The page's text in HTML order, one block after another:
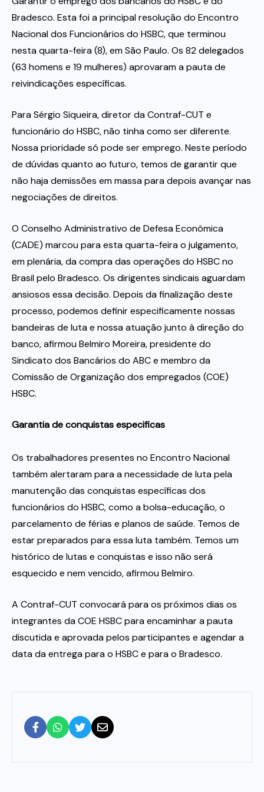
Itau
Financeiras e Cooperativas
Bradesco. Esta foi a principal resolução do Encontro
Nacional dos Funcionários do HSBC, que terminou
nesta quarta-feira (8), em São Paulo. Os 82 delegados
(63 homens e 19 mulheres) aprovaram a pauta de
reivindicações específicas.
Para Sérgio Siqueira, diretor da Contraf-CUT e
funcionário do HSBC, não tinha como ser diferente.
Nossa prioridade só pode ser emprego. Neste período
de dúvidas quanto ao futuro, temos de garantir que
não haja demissões em massa para depois avançar nas
negociações de direitos.
O Conselho Administrativo de Defesa Econômica
(CADE) marcou para esta quarta-feira o julgamento,
em plenária, da compra das operações do HSBC no
Brasil pelo Bradesco. Os dirigentes sindicais aguardam
ansiosos essa decisão. Depois da finalização deste
processo, podemos definir especificamente nossas
bandeiras de luta e nossa atuação junto à direção do
banco, afirmou Belmiro Moreira, presidente do
Sindicato dos Bancários do ABC e membro da
Comissão de Organização dos empregados (COE)
HSBC.
Garantia de conquistas especificas
Os trabalhadores presentes no Encontro Nacional
também alertaram para a necessidade de luta pela
manutenção das conquistas específicas dos
funcionários do HSBC, como a bolsa-educação, o
parcelamento de férias e planos de saúde. Temos de
estar preparados para essa luta também. Temos um
histórico de lutas e conquistas e isso não será
esquecido e nem vencido, afirmou Belmiro.
A Contraf-CUT convocará para os próximos dias os
integrantes da COE HSBC para encaminhar a pauta
discutida e aprovada pelos participantes e agendar a
data da entrega para o HSBC e para o Bradesco.